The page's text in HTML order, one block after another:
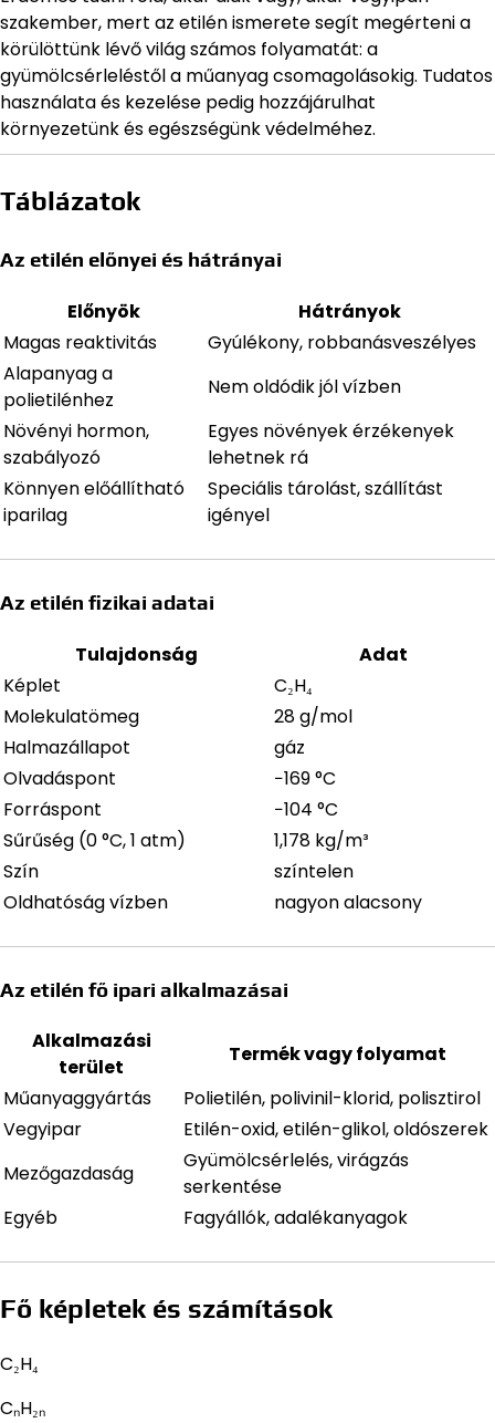
szakember, mert az etilén ismerete segít megérteni a
körülöttünk lévő világ számos folyamatát: a
gyümölcsérleléstől a műanyag csomagolásokig. Tudatos
használata és kezelése pedig hozzájárulhat
környezetünk és egészségünk védelméhez.
Táblázatok
Az etilén előnyei és hátrányai
Előnyök
Hátrányok
Magas reaktivitás
Gyúlékony, robbanásveszélyes
Alapanyag a
polietilénhez
Nem oldódik jól vízben
Növényi hormon,
szabályozó
Egyes növények érzékenyek
lehetnek rá
Könnyen előállítható
iparilag
Speciális tárolást, szállítást
igényel
Az etilén fizikai adatai
Tulajdonság
Adat
Képlet
C₂H₄
Molekulatömeg
28 g/mol
Halmazállapot
gáz
Olvadáspont
−169 °C
Forráspont
−104 °C
Sűrűség (0 °C, 1 atm)
1,178 kg/m³
Szín
színtelen
Oldhatóság vízben
nagyon alacsony
Az etilén fő ipari alkalmazásai
Alkalmazási
terület
Termék vagy folyamat
Műanyaggyártás
Polietilén, polivinil-klorid, polisztirol
Vegyipar
Etilén-oxid, etilén-glikol, oldószerek
Mezőgazdaság
Gyümölcsérlelés, virágzás
serkentése
Egyéb
Fagyállók, adalékanyagok
Fő képletek és számítások
C₂H₄
CₙH₂ₙ